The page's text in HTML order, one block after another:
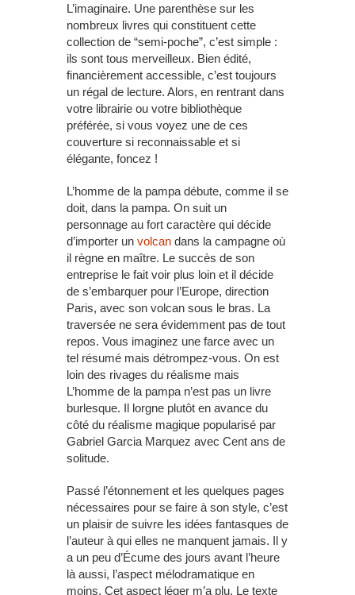
L’imaginaire. Une parenthèse sur les
nombreux livres qui constituent cette
collection de “semi-poche”, c’est simple :
ils sont tous merveilleux. Bien édité,
financièrement accessible, c’est toujours
un régal de lecture. Alors, en rentrant dans
votre librairie ou votre bibliothèque
préférée, si vous voyez une de ces
couverture si reconnaissable et si
élégante, foncez !
L’homme de la pampa débute, comme il se
doit, dans la pampa. On suit un
personnage au fort caractère qui décide
d’importer un volcan dans la campagne où
il règne en maître. Le succès de son
entreprise le fait voir plus loin et il décide
de s’embarquer pour l’Europe, direction
Paris, avec son volcan sous le bras. La
traversée ne sera évidemment pas de tout
repos. Vous imaginez une farce avec un
tel résumé mais détrompez-vous. On est
loin des rivages du réalisme mais
L’homme de la pampa n’est pas un livre
burlesque. Il lorgne plutôt en avance du
côté du réalisme magique popularisé par
Gabriel Garcia Marquez avec Cent ans de
solitude.
Passé l’étonnement et les quelques pages
nécessaires pour se faire à son style, c’est
un plaisir de suivre les idées fantasques de
l’auteur à qui elles ne manquent jamais. Il y
a un peu d’Écume des jours avant l’heure
là aussi, l’aspect mélodramatique en
moins. Cet aspect léger m’a plu. Le texte